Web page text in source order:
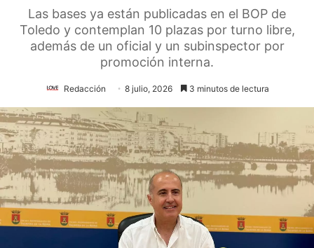
Las bases ya están publicadas en el BOP de
Toledo y contemplan 10 plazas por turno libre,
además de un oficial y un subinspector por
promoción interna.
Redacción 8 julio, 2026 3 minutos de lectura